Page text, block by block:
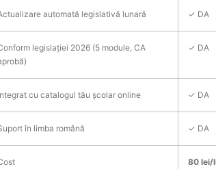
automată legislativă lunară ✓ DA
legislației 2026 (5 module, CA
✓ DA
cu catalogul tău școlar online ✓ DA
în limba română ✓ DA
80 lei/